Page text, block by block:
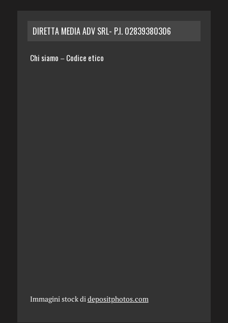
DIRETTA MEDIA ADV SRL- P.I. 02839380306
Chi siamo – Codice etico
Immagini stock di depositphotos.com